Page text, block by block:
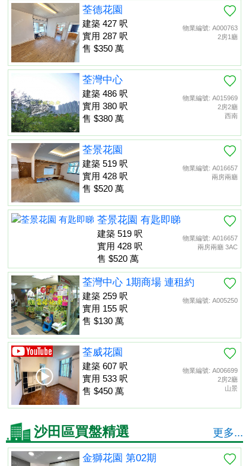
物業編號: A000763
2房1廳
荃德花園
建築 427 呎
實用 287 呎
售 $350 萬
物業編號: A015969
2房2廳
西南
荃灣中心
建築 486 呎
實用 380 呎
售 $380 萬
物業編號: A016657
兩房兩廳
荃景花園
建築 519 呎
實用 428 呎
售 $520 萬
物業編號: A016657
兩房兩廳 3AC
荃景花園 有匙即睇
建築 519 呎
實用 428 呎
售 $520 萬
物業編號: A005250
荃灣中心 1期商場 連租約
建築 259 呎
實用 155 呎
售 $130 萬
物業編號: A006699
2房2廳
山景
荃威花園
建築 607 呎
實用 533 呎
售 $450 萬
沙田區買盤精選 更多...
金獅花園 第02期